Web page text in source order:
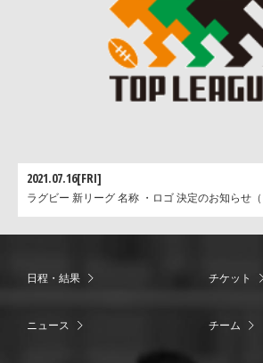
2021.07.16[FRI]
ラグビー 新リーグ 名称 ・ロゴ 決定のお知らせ（
日程・結果 チケット
ニュース チーム